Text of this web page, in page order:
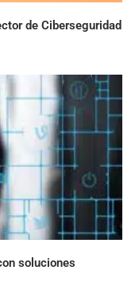
de Ciberseguridad
soluciones